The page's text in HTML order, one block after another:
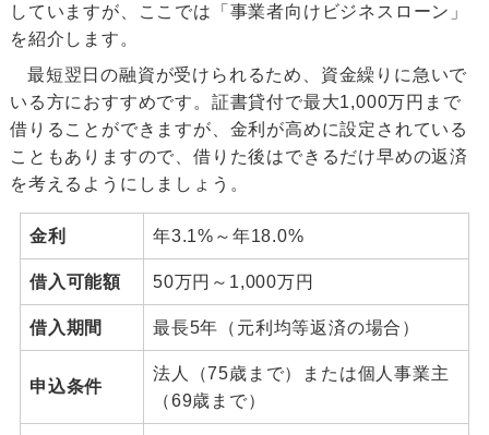
していますが、ここでは「事業者向けビジネスローン」
を紹介します。
最短翌日の融資が受けられるため、資金繰りに急いで
いる方におすすめです。証書貸付で最大1,000万円まで
借りることができますが、金利が高めに設定されている
こともありますので、借りた後はできるだけ早めの返済
を考えるようにしましょう。
金利 年3.1%～年18.0%
借入可能額 50万円～1,000万円
借入期間 最長5年（元利均等返済の場合）
申込条件
法人（75歳まで）または個人事業主
（69歳まで）